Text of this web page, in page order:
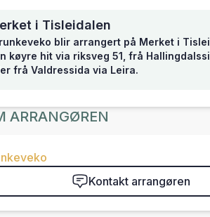
i Tisleidalen
blir arrangert på Merket i
køyre hit via riksveg 51, frå
frå Valdressida via Leira.
ARRANGØREN
Kontakt arrangøren